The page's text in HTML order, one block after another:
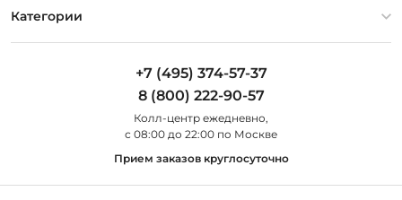
Оплата и доставка
Контакты
Artelamp
Категории
Люстры
Уличные светильники
+7 (495) 374-57-37
8 (800) 222-90-57
Колл-центр eжедневно,
с 08:00 до 22:00 по Москве
Прием заказов круглосуточно